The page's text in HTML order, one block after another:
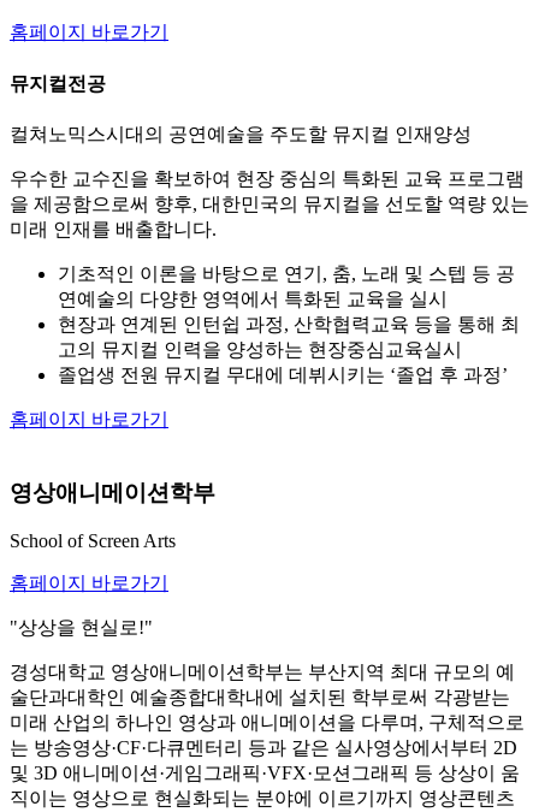
홈페이지 바로가기
뮤지컬전공
컬쳐노믹스시대의 공연예술을 주도할 뮤지컬 인재양성
우수한 교수진을 확보하여 현장 중심의 특화된 교육 프로그램
을 제공함으로써 향후, 대한민국의 뮤지컬을 선도할 역량 있는
미래 인재를 배출합니다.
기초적인 이론을 바탕으로 연기, 춤, 노래 및 스텝 등 공
연예술의 다양한 영역에서 특화된 교육을 실시
현장과 연계된 인턴쉽 과정, 산학협력교육 등을 통해 최
고의 뮤지컬 인력을 양성하는 현장중심교육실시
졸업생 전원 뮤지컬 무대에 데뷔시키는 ‘졸업 후 과정’
홈페이지 바로가기
영상애니메이션학부
School of Screen Arts
홈페이지 바로가기
"상상을 현실로!"
경성대학교 영상애니메이션학부는 부산지역 최대 규모의 예
술단과대학인 예술종합대학내에 설치된 학부로써 각광받는
미래 산업의 하나인 영상과 애니메이션을 다루며, 구체적으로
는 방송영상·CF·다큐멘터리 등과 같은 실사영상에서부터 2D
및 3D 애니메이션·게임그래픽·VFX·모션그래픽 등 상상이 움
직이는 영상으로 현실화되는 분야에 이르기까지 영상콘텐츠